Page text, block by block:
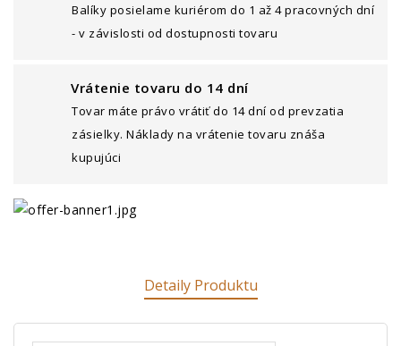
Balíky posielame kuriérom do 1 až 4 pracovných dní
- v závislosti od dostupnosti tovaru
Vrátenie tovaru do 14 dní
Tovar máte právo vrátiť do 14 dní od prevzatia
zásielky. Náklady na vrátenie tovaru znáša
kupujúci
Detaily Produktu